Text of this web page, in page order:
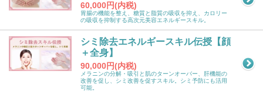
60,000円(内税)
胃腸の機能を整え、糖質と脂質の吸収を抑え、カロリー
の吸収を抑制する高次元美容エネルギースキル。
シミ除去エネルギースキル伝授【顔
＋全身】
90,000円(内税)
メラニンの分解・吸引と肌のターンオーバー、肝機能の
改善を促し、シミ改善を促すスキル。シミ予防にも活用
可能。